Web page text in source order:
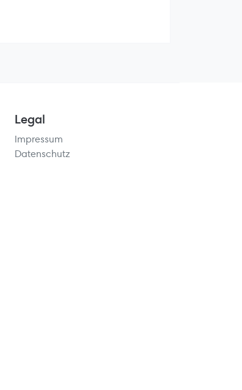
Legal
Impressum
Datenschutz